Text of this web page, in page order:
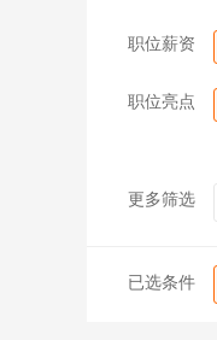
职位薪资
职位亮点
更多筛选
已选条件